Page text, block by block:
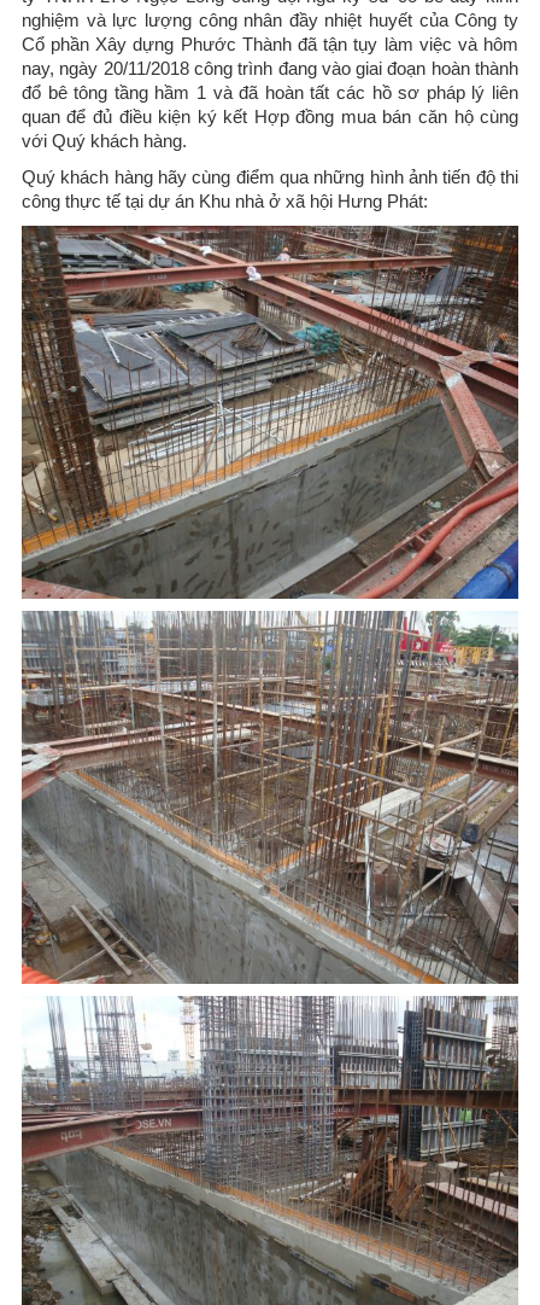
nghiệm và lực lượng công nhân đầy nhiệt huyết của Công ty
Cổ phần Xây dựng Phước Thành đã tận tụy làm việc và hôm
nay, ngày 20/11/2018 công trình đang vào giai đoạn hoàn thành
đổ bê tông tầng hầm 1 và đã hoàn tất các hồ sơ pháp lý liên
quan để đủ điều kiện ký kết Hợp đồng mua bán căn hộ cùng
với Quý khách hàng.
Quý khách hàng hãy cùng điểm qua những hình ảnh tiến độ thi
công thực tế tại dự án Khu nhà ở xã hội Hưng Phát: